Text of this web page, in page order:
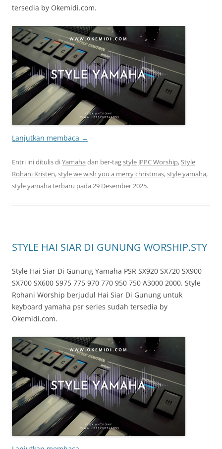
tersedia by Okemidi.com.
Lanjutkan membaca →
Entri ini ditulis diYamaha dan ber-tagstyle JPPC Worship,Style
Rohani Kristen,style we wish you a merry christmas,style yamaha,
style yamaha terbaru pada 29 Desember 2025.
STYLE HAI SIAR DI GUNUNG WORSHIP.STY
Style Hai Siar Di Gunung Yamaha PSR SX920 SX720 SX900
SX700 SX600 S975 775 970 770 950 750 A3000 2000. Style
Rohani Worship berjudul Hai Siar Di Gunung untuk
keyboard yamaha psr series sudah tersedia by
Okemidi.com.